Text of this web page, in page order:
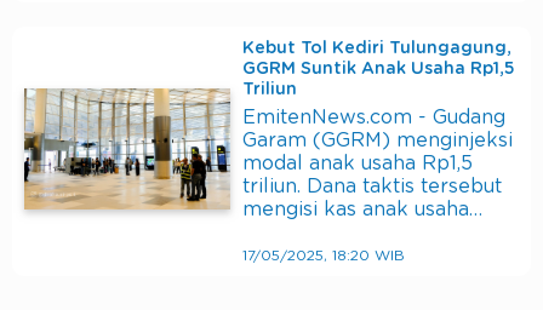
Kebut Tol Kediri Tulungagung,
GGRM Suntik Anak Usaha Rp1,5
Triliun
EmitenNews.com - Gudang
Garam (GGRM) menginjeksi
modal anak usaha Rp1,5
triliun. Dana taktis tersebut
mengisi kas anak usaha…
17/05/2025, 18:20 WIB